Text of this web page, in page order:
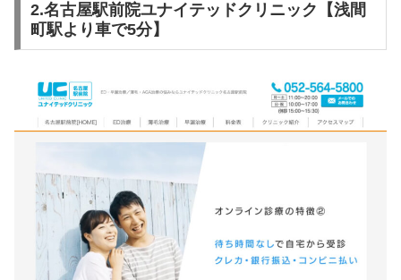
2.名古屋駅前院ユナイテッドクリニック【浅間
町駅より車で5分】